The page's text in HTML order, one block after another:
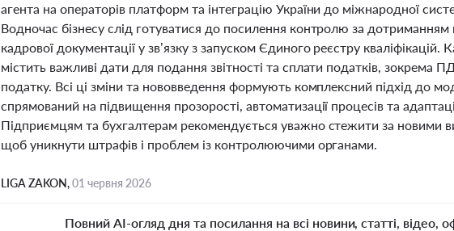
агента на операторів платформ та інтеграцію України до міжнародної
Водночас бізнесу слід готуватися до посилення контролю за
кадрової документації у зв’язку з запуском Єдиного реєстру
містить важливі дати для подання звітності та сплати податків,
податку. Всі ці зміни та нововведення формують комплексний підхід до
спрямований на підвищення прозорості, автоматизації процесів та
Підприємцям та бухгалтерам рекомендується уважно стежити за новими
щоб уникнути штрафів і проблем із контролюючими органами.
LIGA ZAKON,01 червня 2026
Повний AI-огляд дня та посилання на всі новини, статті, відео,